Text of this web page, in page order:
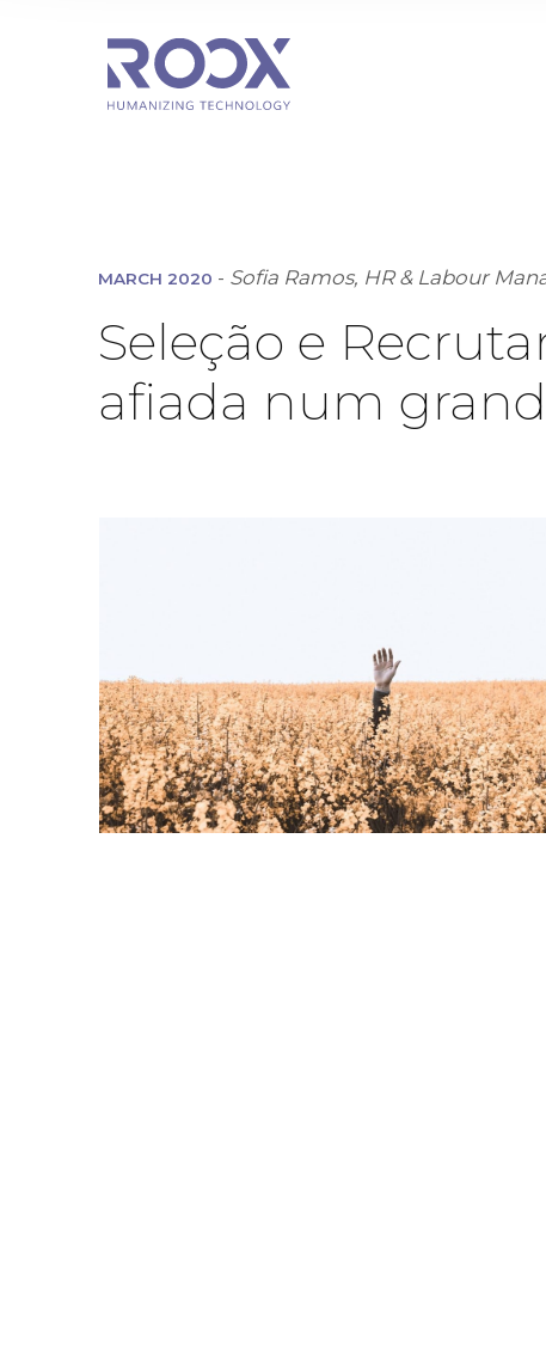
MARCH 2020 - Sofia Ramos, HR & Labour
Seleção e
afiada num